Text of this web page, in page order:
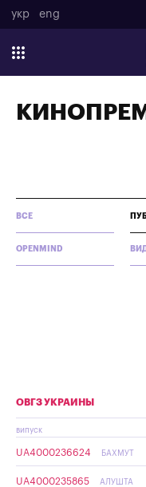
укр eng
ВСЕ
OPENMIND
ОВГЗ УКРАИНЫ
випуск
UA4000236624 БАХМУТ
UA4000235865 АЛУШТА